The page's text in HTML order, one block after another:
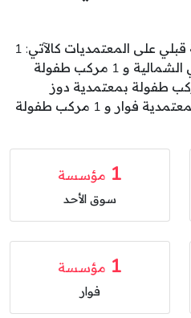
تتوزع مركبات الطفولة بولاية قبلي على المعتمديات كالآتي: 1
مركب طفولة بمعتمدية قبلي الشمالية و 1 مركب طفولة
سوق الأحد و 1 مركب طفولة بمعتمدية دوز
الشمالية و 1 مركب طفولة بمعتمدية فوار و 1 مركب طفولة
1 مؤسسة
سوق الأحد
1 مؤسسة
فوار